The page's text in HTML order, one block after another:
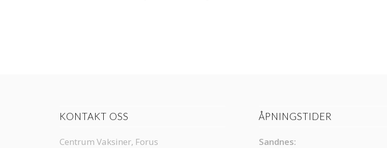
KONTAKT OSS
Centrum Vaksiner, Forus
ÅPNINGSTIDER
Sandnes: